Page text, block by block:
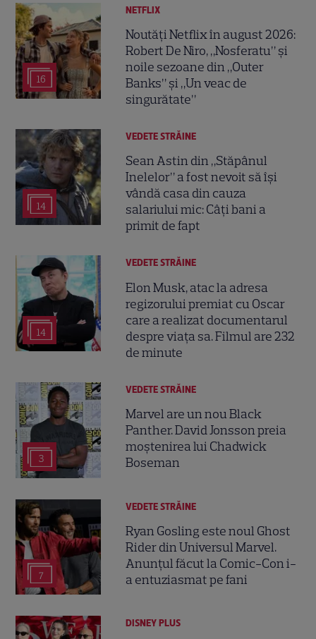
16
NETFLIX
Noutăți Netflix în august 2026:
Robert De Niro, „Nosferatu” și
noile sezoane din „Outer
Banks” și „Un veac de
singurătate”
14
VEDETE STRĂINE
Sean Astin din „Stăpânul
Inelelor” a fost nevoit să își
vândă casa din cauza
salariului mic: Câți bani a
primit de fapt
14
VEDETE STRĂINE
Elon Musk, atac la adresa
regizorului premiat cu Oscar
care a realizat documentarul
despre viața sa. Filmul are 232
de minute
3
VEDETE STRĂINE
Marvel are un nou Black
Panther. David Jonsson preia
moștenirea lui Chadwick
Boseman
7
VEDETE STRĂINE
Ryan Gosling este noul Ghost
Rider din Universul Marvel.
Anunțul făcut la Comic-Con i-
a entuziasmat pe fani
DISNEY PLUS